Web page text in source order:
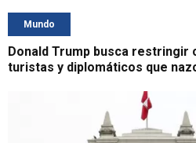
Mundo
Donald Trump busca restringir
turistas y diplomáticos que